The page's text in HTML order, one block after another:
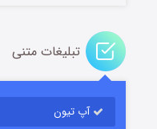
تبلیغات متنی
آپ تیون